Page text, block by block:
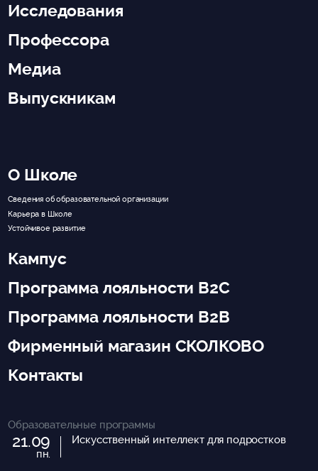
Исследования
Профессора
Медиа
Выпускникам
О Школе
Сведения об образовательной организации
Карьера в Школе
Устойчивое развитие
Кампус
Программа лояльности B2C
Программа лояльности B2B
Фирменный магазин СКОЛКОВО
Контакты
Образовательные программы
21.09
пн.
Искусственный интеллект для подростков